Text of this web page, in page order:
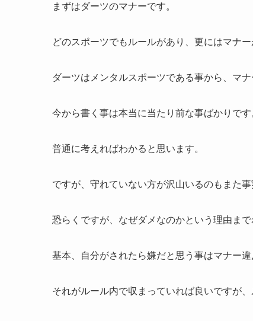
まずはダーツのマナーです。
どのスポーツでもルールがあり、更にはマナ
ダーツはメンタルスポーツである事から、マ
今から書く事は本当に当たり前な事ばかりです
普通に考えればわかると思います。
ですが、守れていない方が沢山いるのもまた事
恐らくですが、なぜダメなのかという理由ま
基本、自分がされたら嫌だと思う事はマナー違
それがルール内で収まっていれば良いですが